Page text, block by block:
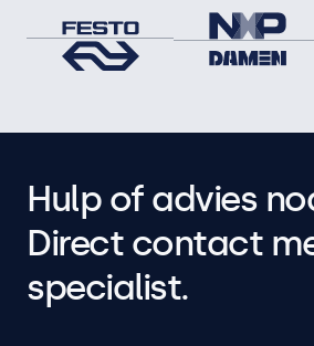
Hulp of advies
Direct contact
specialist.